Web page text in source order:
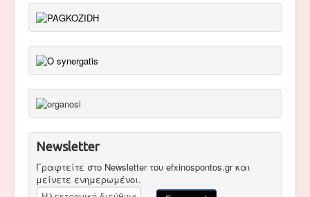
Newsletter
Γραφτείτε στο Newsletter του efxinospontos.gr και
μείνετε ενημερωμένοι.